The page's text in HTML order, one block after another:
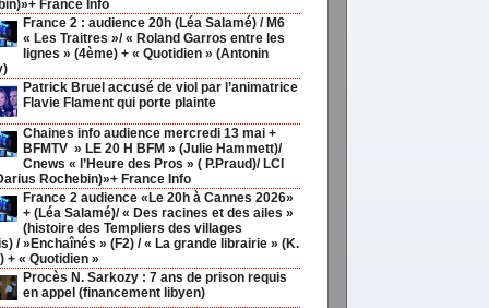
France Info
France 2 : audience 20h (Léa Salamé) / M6
« Les Traitres »/ « Roland Garros entre les
lignes » (4ème) + « Quotidien » (Antonin
Patrick Bruel accusé de viol par l’animatrice
Flavie Flament qui porte plainte
Chaines info audience mercredi 13 mai +
BFMTV » LE 20 H BFM » (Julie Hammett)/
Cnews « l’Heure des Pros » ( P.Praud)/ LCI
Rochebin)»+ France Info
France 2 audience «Le 20h à Cannes 2026»
+ (Léa Salamé)/ « Des racines et des ailes »
(histoire des Templiers des villages
/ »Enchaînés » (F2) / « La grande librairie » (K.
+ « Quotidien »
Procès N. Sarkozy : 7 ans de prison requis
en appel (financement libyen)